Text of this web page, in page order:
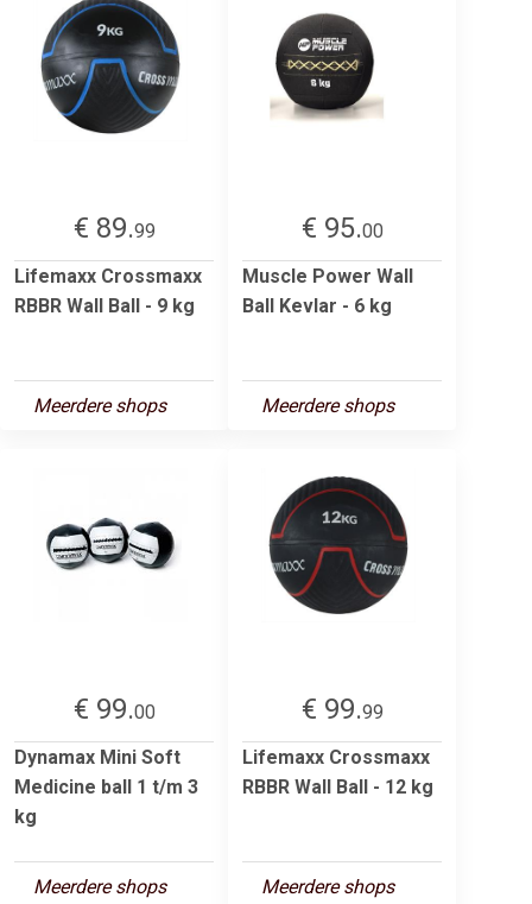
€ 89.99
Lifemaxx Crossmaxx
RBBR Wall Ball - 9 kg
Meerdere shops
€ 95.00
Muscle Power Wall
Ball Kevlar - 6 kg
Meerdere shops
€ 99.00
Dynamax Mini Soft
Medicine ball 1 t/m 3
kg
Meerdere shops
€ 99.99
Lifemaxx Crossmaxx
RBBR Wall Ball - 12 kg
Meerdere shops